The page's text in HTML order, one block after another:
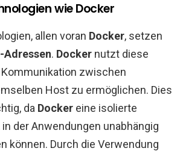
wie Docker
allen voran Docker, setzen
Adressen. Docker nutzt diese
zwischen
Host zu ermöglichen. Dies
da Docker eine isolierte
der Anwendungen unabhängig
können. Durch die Verwendung